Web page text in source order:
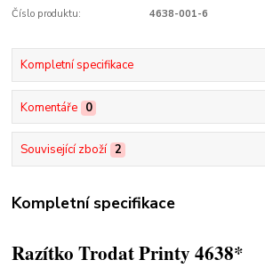
Číslo produktu: 4638-001-6
Kompletní specifikace
Komentáře 0
Související zboží 2
Kompletní specifikace
Razítko Trodat Printy 4638*